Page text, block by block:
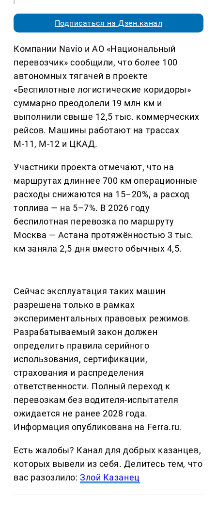
Подписаться на Дзен.канал
Компании Navio и АО «Национальный
перевозчик» сообщили, что более 100
автономных тягачей в проекте
«Беспилотные логистические коридоры»
суммарно преодолели 19 млн км и
выполнили свыше 12,5 тыс. коммерческих
рейсов. Машины работают на трассах
М-11, М-12 и ЦКАД.
Участники проекта отмечают, что на
маршрутах длиннее 700 км операционные
расходы снижаются на 15–20%, а расход
топлива — на 5–7%. В 2026 году
беспилотная перевозка по маршруту
Москва — Астана протяжённостью 3 тыс.
км заняла 2,5 дня вместо обычных 4,5.
Сейчас эксплуатация таких машин
разрешена только в рамках
экспериментальных правовых режимов.
Разрабатываемый закон должен
определить правила серийного
использования, сертификации,
страхования и распределения
ответственности. Полный переход к
перевозкам без водителя-испытателя
ожидается не ранее 2028 года.
Информация опубликована на Ferra.ru.
Есть жалобы? Канал для добрых казанцев,
которых вывели из себя. Делитеcь тем, что
вас разозлило:Злой Казанец